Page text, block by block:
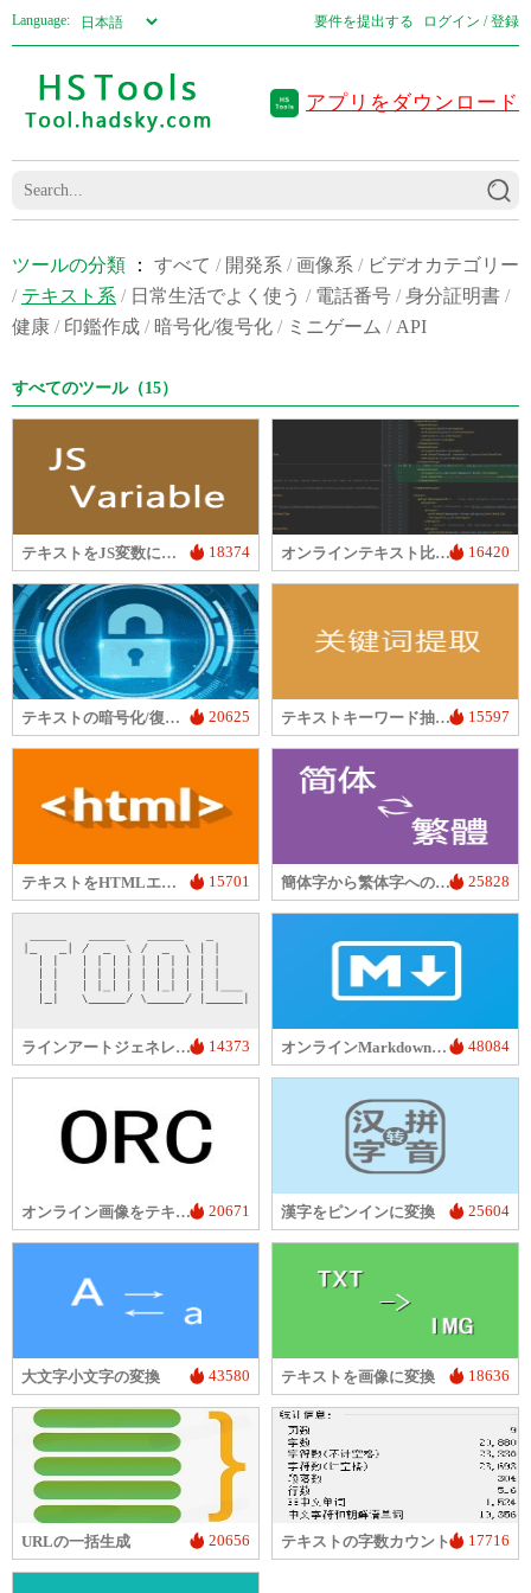
Language: 要件を提出する ログイン / 登録
アプリをダウンロード
ツールの分類 ： すべて / 開発系 / 画像系 / ビデオカテゴリー
/ テキスト系 / 日常生活でよく使う / 電話番号 / 身分証明書 /
健康 / 印鑑作成 / 暗号化/復号化 / ミニゲーム / API
すべてのツール（15）
テキストをJS変数に変換 18374 オンラインテキスト比較ツール 16420
テキストの暗号化/復号化 20625 テキストキーワード抽出器 15597
テキストをHTMLエンティティに変換 15701 簡体字から繁体字への変換 25828
ラインアートジェネレーター 14373 オンラインMarkdownエディター 48084
オンライン画像をテキストに変換 20671 漢字をピンインに変換 25604
大文字小文字の変換 43580 テキストを画像に変換 18636
URLの一括生成 20656 テキストの字数カウント 17716